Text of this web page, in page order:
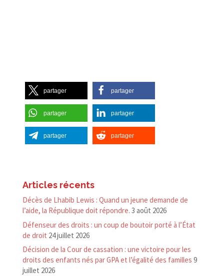
partager partager
partager partager
partager partager
Articles récents
Décès de Lhabib Lewis : Quand un jeune demande de
l’aide, la République doit répondre. 3 août 2026
Défenseur des droits : un coup de boutoir porté à l’État
de droit 24 juillet 2026
Décision de la Cour de cassation : une victoire pour les
droits des enfants nés par GPA et l’égalité des familles 9
juillet 2026